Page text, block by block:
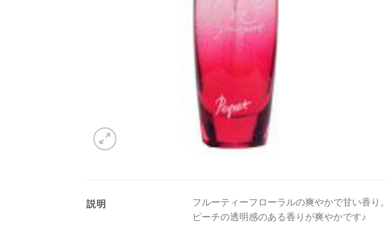
説明
フルーティーフローラルの爽やかで甘い香り。
ピーチの透明感のある香りが爽やかです♪